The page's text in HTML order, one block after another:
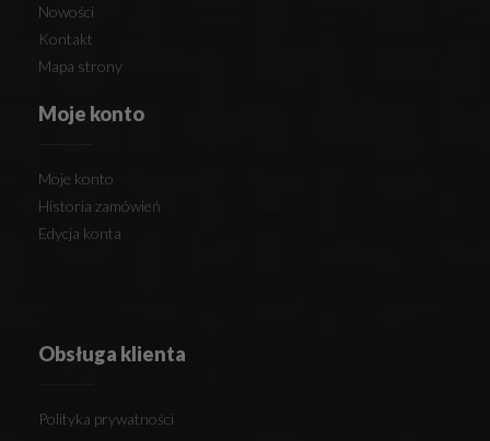
Nowości
Kontakt
Mapa strony
Moje konto
Moje konto
Historia zamówień
Edycja konta
Obsługa klienta
Polityka prywatności